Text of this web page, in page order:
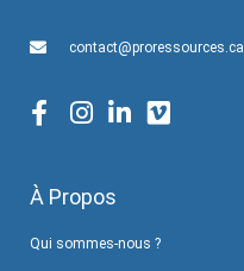
contact@proressources.ca
À Propos
Qui sommes-nous ?